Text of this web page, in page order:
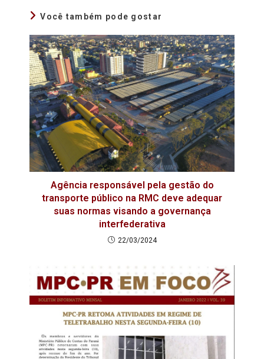
Você também pode gostar
Agência responsável pela gestão do
transporte público na RMC deve adequar
suas normas visando a governança
interfederativa
22/03/2024